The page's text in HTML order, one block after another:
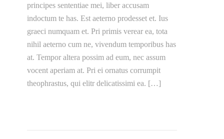
principes sententiae mei, liber accusam
indoctum te has. Est aeterno prodesset et. Ius
graeci numquam et. Pri primis verear ea, tota
nihil aeterno cum ne, vivendum temporibus has
at. Tempor altera possim ad eum, nec assum
vocent aperiam at. Pri ei ornatus corrumpit
theophrastus, qui elitr delicatissimi ea. […]